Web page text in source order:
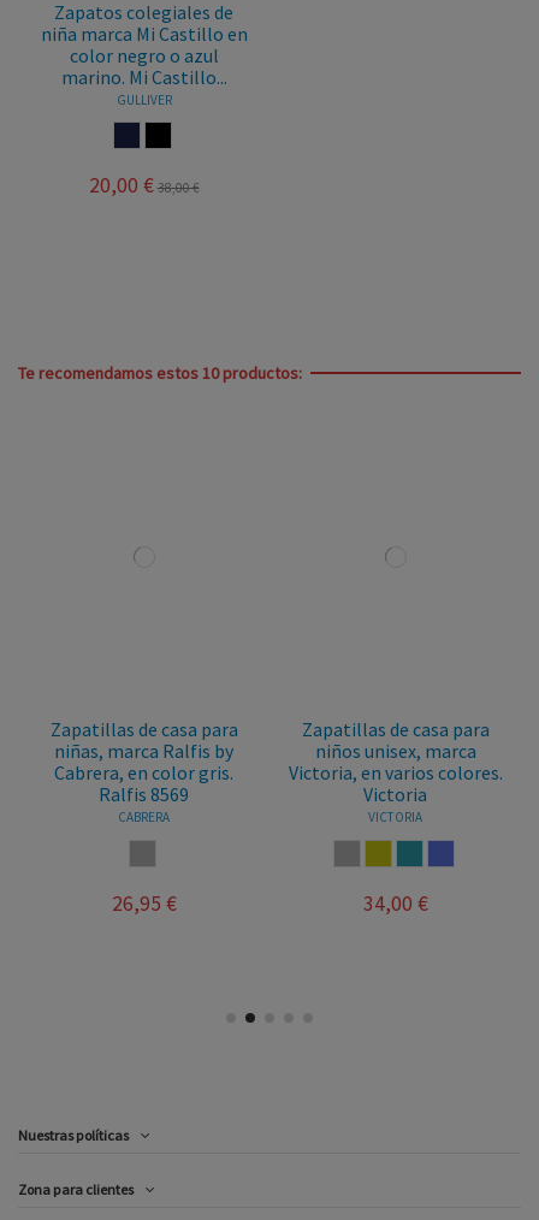
Zapatos colegiales de
niña marca Mi Castillo en
color negro o azul
marino. Mi Castillo...
GULLIVER
20,00 € 38,00 €
Te recomendamos estos 10 productos:
Zapatillas de casa para
niñas, marca Ralfis by
Cabrera, en color gris.
Ralfis 8569
CABRERA
26,95 €
Zapatillas de casa para
niños unisex, marca
Victoria, en varios colores.
Victoria
VICTORIA
34,00 €
Nuestras políticas
Zona para clientes